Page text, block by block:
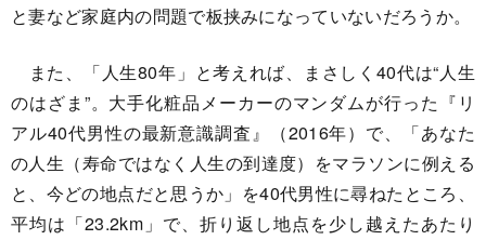
と妻など家庭内の問題で板挟みになっていないだろうか。
また、「人生80年」と考えれば、まさしく40代は“人生
のはざま”。大手化粧品メーカーのマンダムが行った『リ
アル40代男性の最新意識調査』（2016年）で、「あなた
の人生（寿命ではなく人生の到達度）をマラソンに例える
と、今どの地点だと思うか」を40代男性に尋ねたところ、
平均は「23.2km」で、折り返し地点を少し越えたあたり